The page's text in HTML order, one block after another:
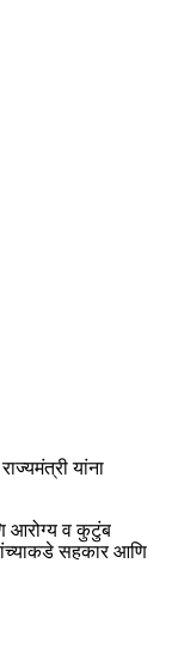
यांना
आरोग्य व कुटुंब
सहकार आणि